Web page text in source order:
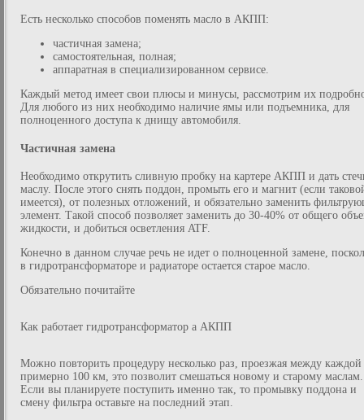
Есть несколько способов поменять масло в АКПП:
частичная замена;
самостоятельная, полная;
аппаратная в специализированном сервисе.
Каждый метод имеет свои плюсы и минусы, рассмотрим их
Для любого из них необходимо наличие ямы или подъемника, для
полноценного доступа к днищу автомобиля.
Частичная замена
Необходимо открутить сливную пробку на картере АКПП и дать
маслу. После этого снять поддон, промыть его и магнит (если
имеется), от полезных отложений, и обязательно заменить
элемент. Такой способ позволяет заменить до 30-40% от общего
жидкости, и добиться осветления ATF.
Конечно в данном случае речь не идет о полноценной замене,
в гидротрансформаторе и радиаторе остается старое масло.
Обязательно почитайте
Как работает гидротрансформатор а АКПП
Можно повторить процедуру несколько раз, проезжая между каждой
примерно 100 км, это позволит смешаться новому и старому маслам.
Если вы планируете поступить именно так, то промывку поддона и
смену фильтра оставьте на последний этап.